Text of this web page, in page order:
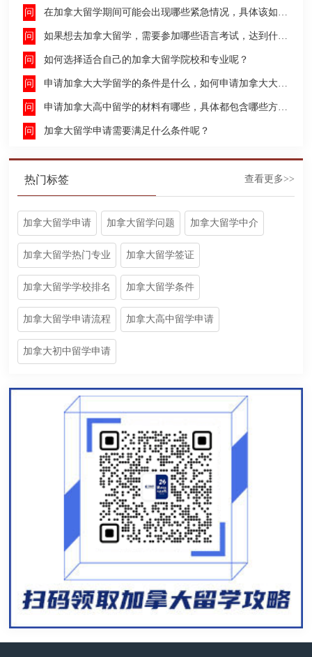
在加拿大留学期间可能会出现哪些紧急情况，具体该如何去处理这些紧急情况呢？
如果想去加拿大留学，需要参加哪些语言考试，达到什么水平才能申请呢？
如何选择适合自己的加拿大留学院校和专业呢？
申请加拿大大学留学的条件是什么，如何申请加拿大大学留学，留学的费用及签证申请流程是什么？
申请加拿大高中留学的材料有哪些，具体都包含哪些方面呢？
加拿大留学申请需要满足什么条件呢？
热门标签 查看更多>>
加拿大留学申请 加拿大留学问题 加拿大留学中介
加拿大留学热门专业 加拿大留学签证
加拿大留学学校排名 加拿大留学条件
加拿大留学申请流程 加拿大高中留学申请
加拿大初中留学申请